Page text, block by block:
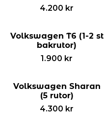
4.200 kr
Volkswagen T6 (1-2 st
bakrutor)
1.900 kr
Volkswagen Sharan
(5 rutor)
4.300 kr